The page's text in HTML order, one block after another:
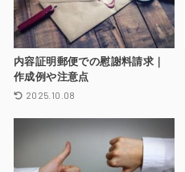
内容証明郵便での慰謝料請求｜
作成例や注意点
2025.10.08